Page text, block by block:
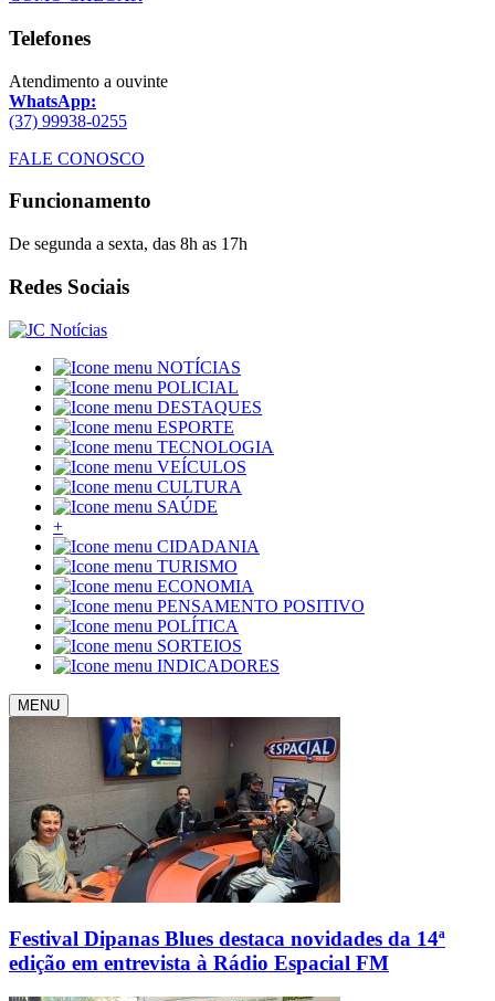
Telefones
Atendimento a ouvinte
WhatsApp:
(37) 99938-0255
FALE CONOSCO
Funcionamento
De segunda a sexta, das 8h as 17h
Redes Sociais
NOTÍCIAS
POLICIAL
DESTAQUES
ESPORTE
TECNOLOGIA
VEÍCULOS
CULTURA
SAÚDE
+
CIDADANIA
TURISMO
ECONOMIA
PENSAMENTO POSITIVO
POLÍTICA
SORTEIOS
INDICADORES
MENU
Festival Dipanas Blues destaca novidades da 14ª
edição em entrevista à Rádio Espacial FM